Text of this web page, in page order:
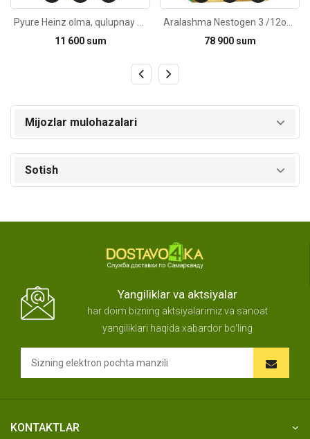
11 600 sum
78 900 sum
Mijozlar mulohazalari
Sotish
Yangiliklar va aktsiyalar
har doim bizning aktsiyalarimiz va sanoat
yangiliklari haqida xabardor bo'ling
KONTAKTLAR